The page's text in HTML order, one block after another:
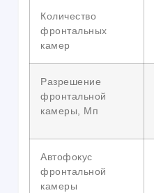
Количество
фронтальных
камер
Разрешение
фронтальной
камеры, Мп
Автофокус
фронтальной
камеры